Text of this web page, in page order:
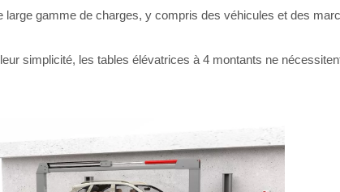
gamme de charges, y compris des véhicules et des
simplicité, les tables élévatrices à 4 montants ne